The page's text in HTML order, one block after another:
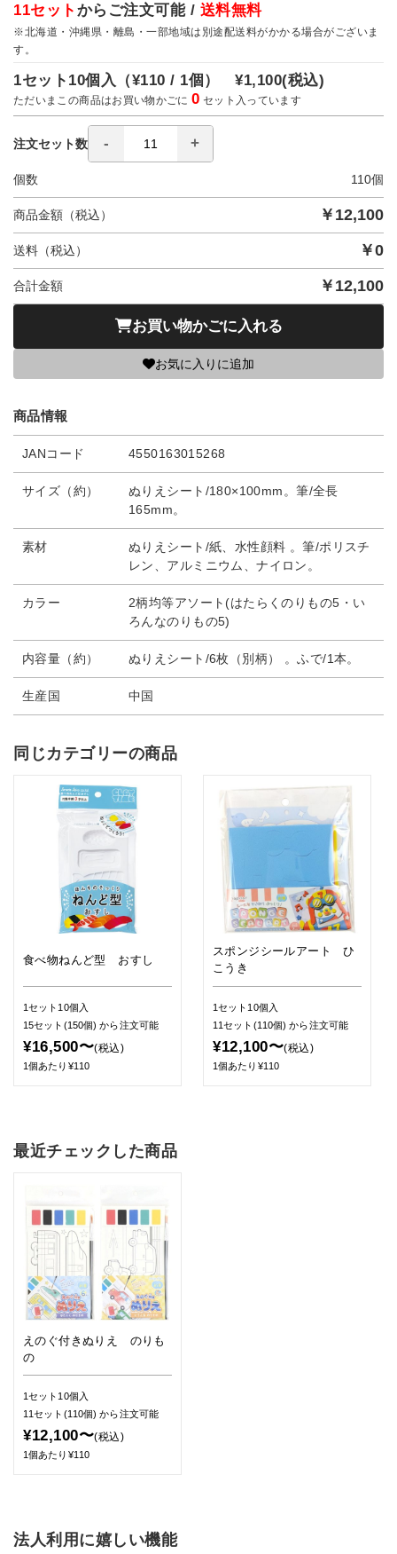
11セット からご注文可能 / 送料無料
※北海道・沖縄県・離島・一部地域は別途配送料がかかる場合がございま
す。
1セット10個入（¥110 / 1個）¥1,100(税込)
ただいまこの商品はお買い物かごに0 セット入っています
注文セット数
個数 110個
商品金額（税込） ￥ 12,100
送料（税込） ￥0
合計金額 ￥ 12,100
お買い物かごに入れる
お気に入りに追加
商品情報
JANコード 4550163015268
サイズ（約）
ぬりえシート/180×100mm。筆/全長
165mm。
素材
ぬりえシート/紙、水性顔料 。筆/ポリスチ
レン、アルミニウム、ナイロン。
カラー
2柄均等アソート(はたらくのりもの5・い
ろんなのりもの5)
内容量（約） ぬりえシート/6枚（別柄） 。ふで/1本。
生産国 中国
同じカテゴリーの商品
食べ物ねんど型 おすし
1セット10個入
15セット(150個)から注文可能
¥16,500〜(税込)
1個あたり¥110
スポンジシールアート ひ
こうき
1セット10個入
11セット(110個)から注文可能
¥12,100〜(税込)
1個あたり¥110
最近チェックした商品
えのぐ付きぬりえ のりも
の
1セット10個入
11セット(110個)から注文可能
¥12,100〜(税込)
1個あたり¥110
法人利用に嬉しい機能